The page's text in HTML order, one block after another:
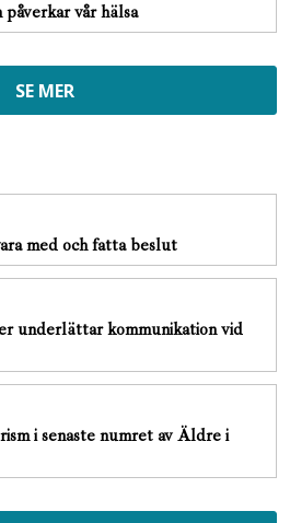
vår hälsa
SE MER
med och fatta beslut
underlättar kommunikation vid
i senaste numret av Äldre i